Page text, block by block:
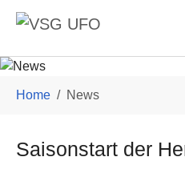
Skip to main content
Home News
Saisonstart der